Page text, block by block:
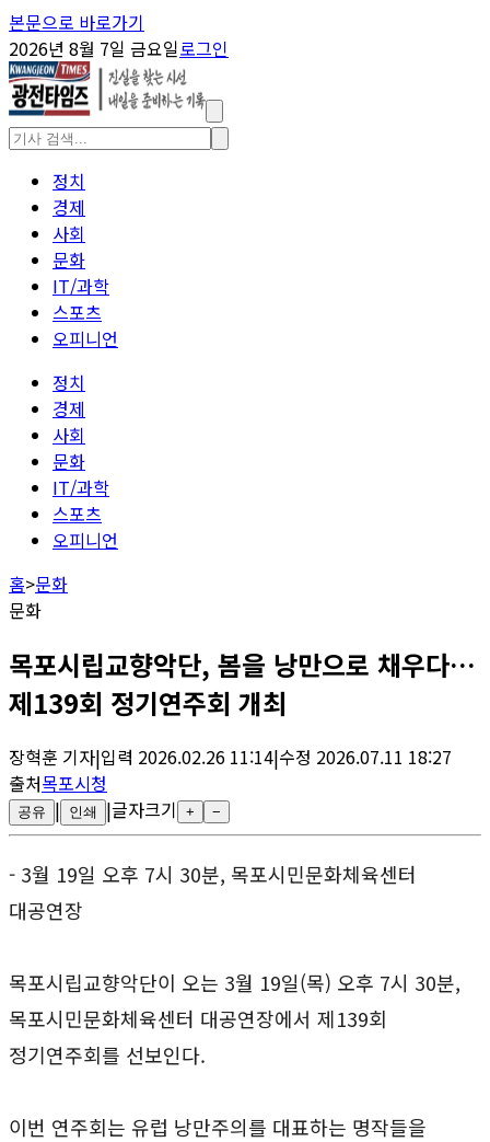
본문으로 바로가기
2026년 8월 7일 금요일로그인
정치
경제
사회
문화
IT/과학
스포츠
오피니언
정치
경제
사회
문화
IT/과학
스포츠
오피니언
홈>문화
문화
목포시립교향악단, 봄을 낭만으로 채우다…
제139회 정기연주회 개최
장혁훈 기자|입력 2026.02.26 11:14|수정 2026.07.11 18:27
출처목포시청
공유 | 인쇄 |글자크기 + −
- 3월 19일 오후 7시 30분, 목포시민문화체육센터
대공연장
목포시립교향악단이 오는 3월 19일(목) 오후 7시 30분,
목포시민문화체육센터 대공연장에서 제139회
정기연주회를 선보인다.
이번 연주회는 유럽 낭만주의를 대표하는 명작들을